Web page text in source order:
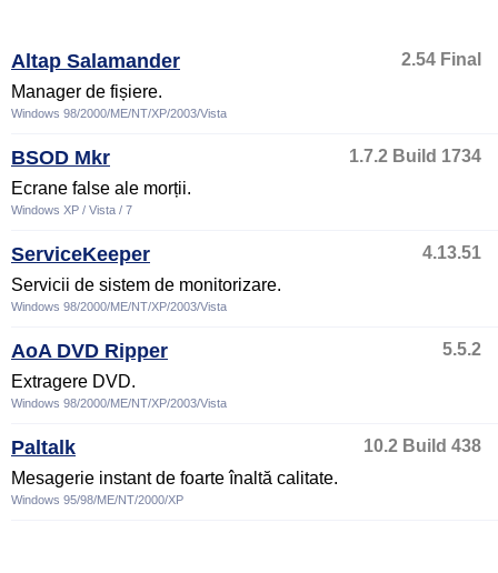
Altap Salamander
2.54 Final
Manager de fișiere.
Windows 98/2000/ME/NT/XP/2003/Vista
BSOD Mkr
1.7.2 Build 1734
Ecrane false ale morții.
Windows XP / Vista / 7
ServiceKeeper
4.13.51
Servicii de sistem de monitorizare.
Windows 98/2000/ME/NT/XP/2003/Vista
AoA DVD Ripper
5.5.2
Extragere DVD.
Windows 98/2000/ME/NT/XP/2003/Vista
Paltalk
10.2 Build 438
Mesagerie instant de foarte înaltă calitate.
Windows 95/98/ME/NT/2000/XP